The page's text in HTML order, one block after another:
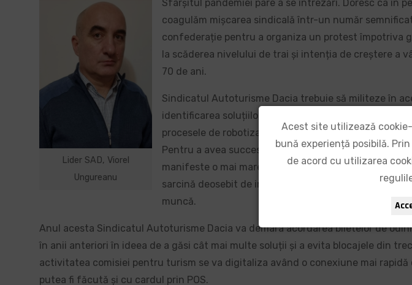
Lider SAD, Viorel
Ungureanu
Sfârșitul pandemiei pare a se întrezări. Doresc ca în
coagulăm mișcarea sindicală într-un număr
confederație pentru a organiza un protest împotriva
la scăderea nivelului de trai și intenția de creștere a
70 de ani.
Sindicatul Autoturisme Dacia trebuie să militeze în
identificarea soluțiilor de acompaniere a salariaților
procesele de robotizare din diferite departamente
Pentru a avea succes în acest demers va fi nevoie ca
manifeste o mai mare flexibilitate în cazul
sarcină deosebit de importantă în special pentru
muncă.
Anul acesta Sindicatul Autoturisme Dacia va demara acordarea biletelor de
în anii anteriori în ideea de a găsi cât mai multe soluții și a evita blocajele din
activitatea comisiei pentru turism se va digitaliza având o conexiune mai rapidă
putea fi făcută și cu cardul prin POS.
Acest site utilizează
bună experiență posibilă.
de acord cu utilizarea